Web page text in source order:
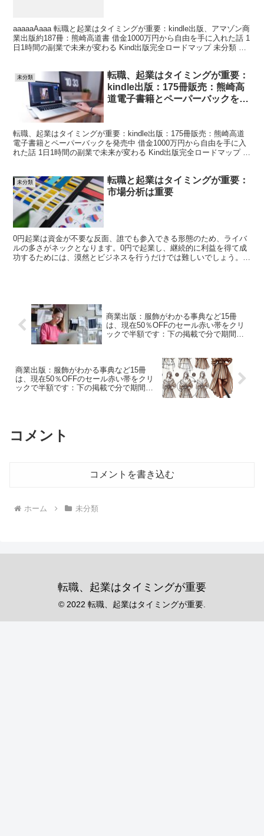
aaaaaAaaa 転職と起業はタイミングが重要：kindle出版、アマゾン商
業出版約187冊：熊崎高道書 借金1000万円から自由を手に入れた話 1
日1時間の副業で未来が変わる Kind出版完全ロードマップ 未分類 X
未分類
転職、起業はタイミングが重要：
kindle出版：175冊販売：熊崎高
道電子書籍とペーパーバックを発
転職、起業はタイミングが重要：kindle出版：175冊販売：熊崎高道
電子書籍とペーパーバックを発売中 借金1000万円から自由を手に入
れた話 1日1時間の副業で未来が変わる Kind出版完全ロードマップ 未
未分類
転職と起業はタイミングが重要：
市場分析は重要
0円起業は資金が不要な反面、誰でも参入できる形態のため、ライバ
ルの多さがネックとなります。0円で起業し、継続的に利益を得て成
功するためには、漠然とビジネスを行うだけでは難しいでしょう。
商業出版：服飾がわかる事典など15冊
は、現在50％OFFのセール赤い帯をクリ
ックで半額です：下の掲載で分で期間限
商業出版：服飾がわかる事典など15冊
は、現在50％OFFのセール赤い帯をクリ
ックで半額です：下の掲載で分で期間限
コメント
コメントを書き込む
ホーム 未分類
転職、起業はタイミングが重要
© 2022 転職、起業はタイミングが重要.